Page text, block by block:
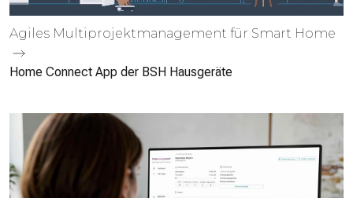
Agiles Multiprojekt­management für Smart Home
Home Connect App der BSH Hausgeräte